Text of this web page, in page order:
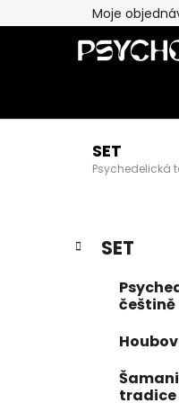
na
Moje
SET
Psychedelická
PPřeskočit
kategorie
K
a SET
češtině
tradice